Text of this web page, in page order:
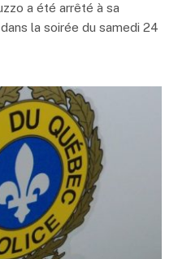
a été arrêté à sa
la soirée du samedi 24